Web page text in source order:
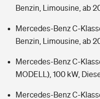
Benzin, Limousine, ab
Mercedes-Benz C-
Benzin, Limousine, ab
Mercedes-Benz C-
MODELL), 100 kW,
Mercedes-Benz C-